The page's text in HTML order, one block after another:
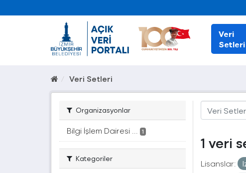
Veri
Setleri
Veri Setleri
Organizasyonlar
Bilgi İşlem Dairesi ... 1
Kategoriler
1 veri
Lisanslar: